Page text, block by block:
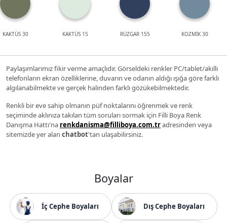
KAKTÜS 30 KAKTÜS 15 RÜZGAR 155 KOZMİK 30
Paylaşımlarımız fikir verme amaçlıdır. Görseldeki renkler PC/tablet/akıllı
telefonların ekran özelliklerine, duvarın ve odanın aldığı ışığa göre farklı
algılanabilmekte ve gerçek halinden farklı gözükebilmektedir.
Renkli bir eve sahip olmanın püf noktalarını öğrenmek ve renk
seçiminde aklınıza takılan tüm soruları sormak için Filli Boya Renk
Danışma Hattı'na renkdanisma@filliboya.com.tradresinden veya
sitemizde yer alan chatbot'tan ulaşabilirsiniz.
Boyalar
İç Cephe Boyaları Dış Cephe Boyaları